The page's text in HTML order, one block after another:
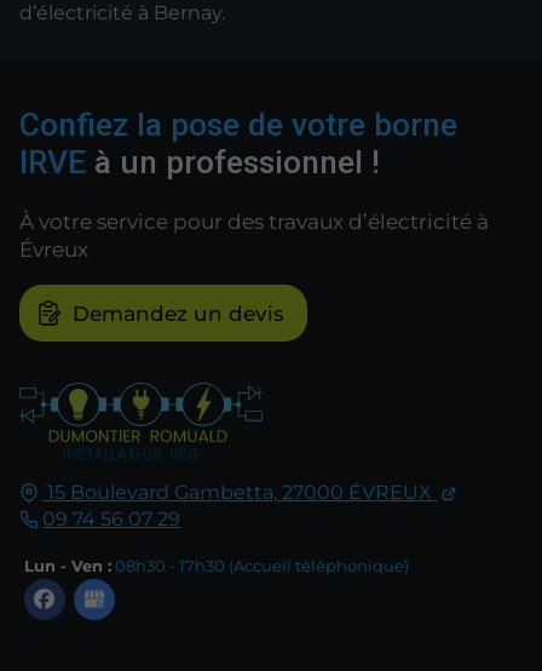
d’électricité à Bernay.
15 Boulevard Gambetta, 27000 ÉVREUX
09 74 56 07 29
Lun - Ven :08h30 - 17h30 (Accueil téléphonique)
Confiez la pose de votre borne
IRVE à un professionnel !
À votre service pour des travaux d’électricité à
Évreux
Demandez un devis